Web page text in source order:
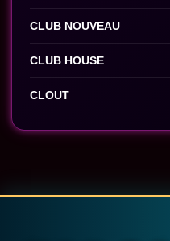
CLUB NOUVEAU
CLUB HOUSE
CLOUT